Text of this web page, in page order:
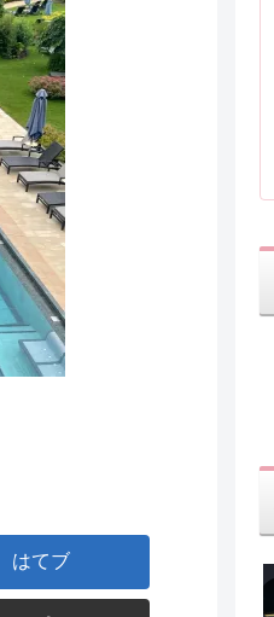
はてブ